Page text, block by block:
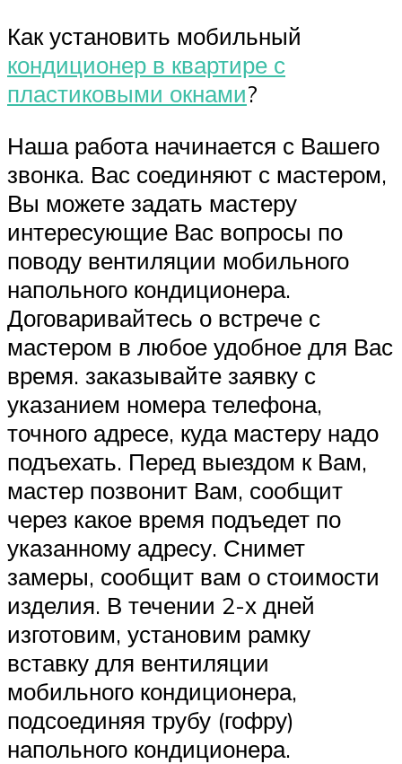
Как установить мобильный
кондиционер в квартире с
пластиковыми окнами?
Наша работа начинается с Вашего
звонка. Вас соединяют с мастером,
Вы можете задать мастеру
интересующие Вас вопросы по
поводу вентиляции мобильного
напольного кондиционера.
Договаривайтесь о встрече с
мастером в любое удобное для Вас
время. заказывайте заявку с
указанием номера телефона,
точного адресе, куда мастеру надо
подъехать. Перед выездом к Вам,
мастер позвонит Вам, сообщит
через какое время подъедет по
указанному адресу. Снимет
замеры, сообщит вам о стоимости
изделия. В течении 2-х дней
изготовим, установим рамку
вставку для вентиляции
мобильного кондиционера,
подсоединяя трубу (гофру)
напольного кондиционера.